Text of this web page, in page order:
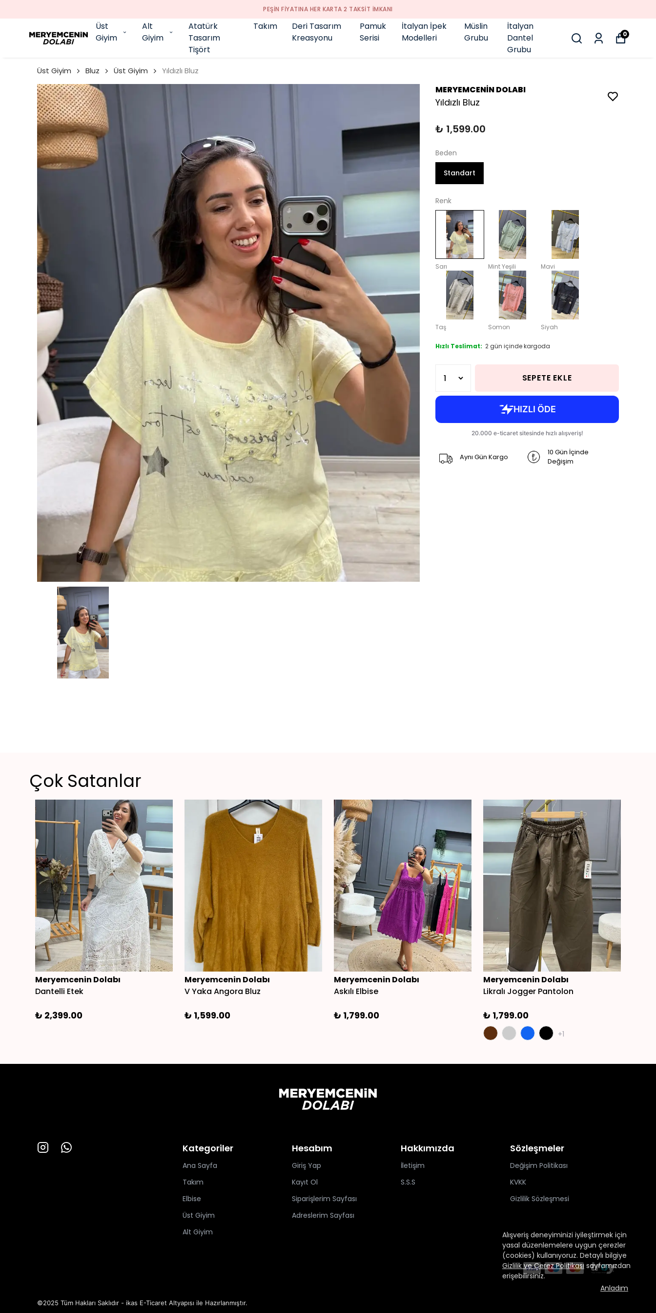
GENÇ BÜYÜK BEDEN 👑
Üst
Giyim
Alt
Giyim
Atatürk
Tasarım
Tişört
Takım
Deri Tasarım
Kreasyonu
Pamuk
Serisi
İtalyan İpek
Modelleri
Müslin
Grubu
İtalyan
Dantel
Grubu
0
Alışveriş deneyiminizi iyileştirmek için
yasal düzenlemelere uygun çerezler
(cookies) kullanıyoruz. Detaylı bilgiye
Gizlilik ve Çerez Politikası sayfamızdan
erişebilirsiniz.
Anladım
Üst Giyim Bluz Üst Giyim Yıldızlı Bluz
MERYEMCENİN DOLABI
Yıldızlı Bluz
₺ 1,599.00
Beden
Standart
Renk
Sarı Mint Yeşili Mavi
Taş Somon Siyah
Hızlı Teslimat: 2 gün içinde kargoda
SEPETE EKLE
Aynı Gün Kargo
10 Gün İçinde
Değişim
Çok Satanlar
Meryemcenin Dolabı
Dantelli Etek
₺ 2,399.00
Meryemcenin Dolabı
V Yaka Angora Bluz
₺ 1,599.00
Meryemcenin Dolabı
Askılı Elbise
₺ 1,799.00
Meryemcenin Dolabı
Likralı Jogger Pantolon
₺ 1,799.00
+1
Kategoriler
Ana Sayfa
Takım
Elbise
Üst Giyim
Alt Giyim
Hesabım
Giriş Yap
Kayıt Ol
Siparişlerim Sayfası
Adreslerim Sayfası
Hakkımızda
İletişim
S.S.S
Sözleşmeler
Değişim Politikası
KVKK
Gizlilik Sözleşmesi
©2025 Tüm Hakları Saklıdır - ikas E-Ticaret Altyapısı ile Hazırlanmıştır.